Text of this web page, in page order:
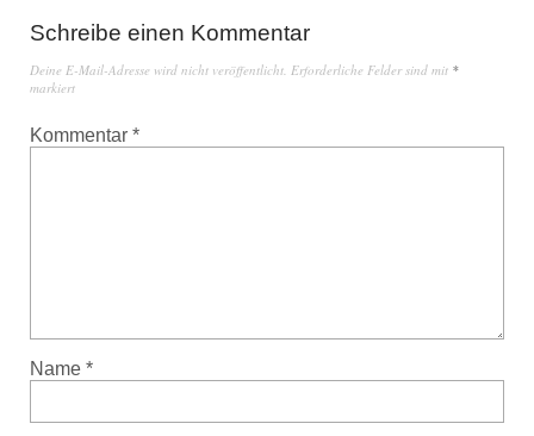
Schreibe einen Kommentar
Deine E-Mail-Adresse wird nicht veröffentlicht. Erforderliche Felder sind mit *
markiert
Kommentar *
Name *